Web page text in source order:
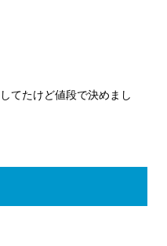
てたけど値段で決めまし